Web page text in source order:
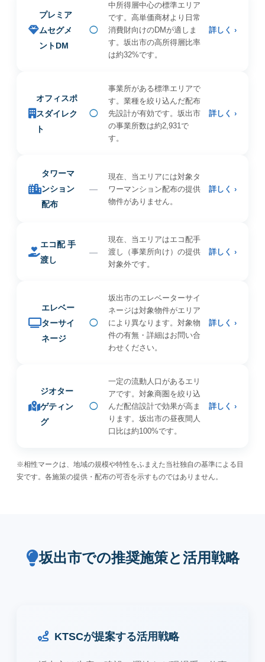
プレミア
ムセグメ
ントDM
◯
中所得層中心の標準エリア
です。高単価商材より日常
消費財向けのDMが適しま
す。坂出市の高所得層比率
は約32%です。
詳しく ›
オフィスポ
スダイレク
ト
◯
事業所がある標準エリアで
す。業種を絞り込んだ配布
先設計が有効です。坂出市
の事業所数は約2,931で
す。
詳しく ›
タワーマ
ンション
配布
—
現在、当エリアには対象タ
ワーマンション配布の提供
物件がありません。
詳しく ›
エコ配 手
渡し
—
現在、当エリアはエコ配手
渡し（事業所向け）の提供
対象外です。
詳しく ›
エレベー
ターサイ
ネージ
◯
坂出市のエレベーターサイ
ネージは対象物件がエリア
により異なります。対象物
件の有無・詳細はお問い合
わせください。
詳しく ›
ジオター
ゲティン
グ
◯
一定の流動人口があるエリ
アです。対象商圏を絞り込
んだ配信設計で効果が高ま
ります。坂出市の昼夜間人
口比は約100%です。
詳しく ›
※相性マークは、地域の規模や特性をふまえた当社独自の基準による目
安です。各施策の提供・配布の可否を示すものではありません。
坂出市での推奨施策と活用戦略
KTSCが提案する活用戦略